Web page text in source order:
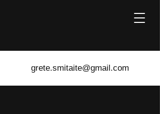
grete.smitaite@gmail.com